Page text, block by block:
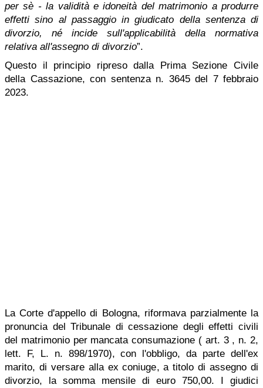
per sè - la validità e idoneità del matrimonio a produrre
effetti sino al passaggio in giudicato della sentenza di
divorzio, né incide sull'applicabilità della normativa
relativa all'assegno di divorzio”.
Questo il principio ripreso dalla Prima Sezione Civile
della Cassazione, con sentenza n. 3645 del 7 febbraio
2023.
La Corte d'appello di Bologna, riformava parzialmente la
pronuncia del Tribunale di cessazione degli effetti civili
del matrimonio per mancata consumazione ( art. 3 , n. 2,
lett. F, L. n. 898/1970), con l'obbligo, da parte dell'ex
marito, di versare alla ex coniuge, a titolo di assegno di
divorzio, la somma mensile di euro 750,00. I giudici